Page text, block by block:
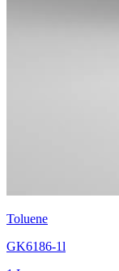
Toluene
GK6186-1l